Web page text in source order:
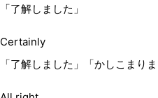
「了解しました」
Certainly
「了解しました」「かしこまり